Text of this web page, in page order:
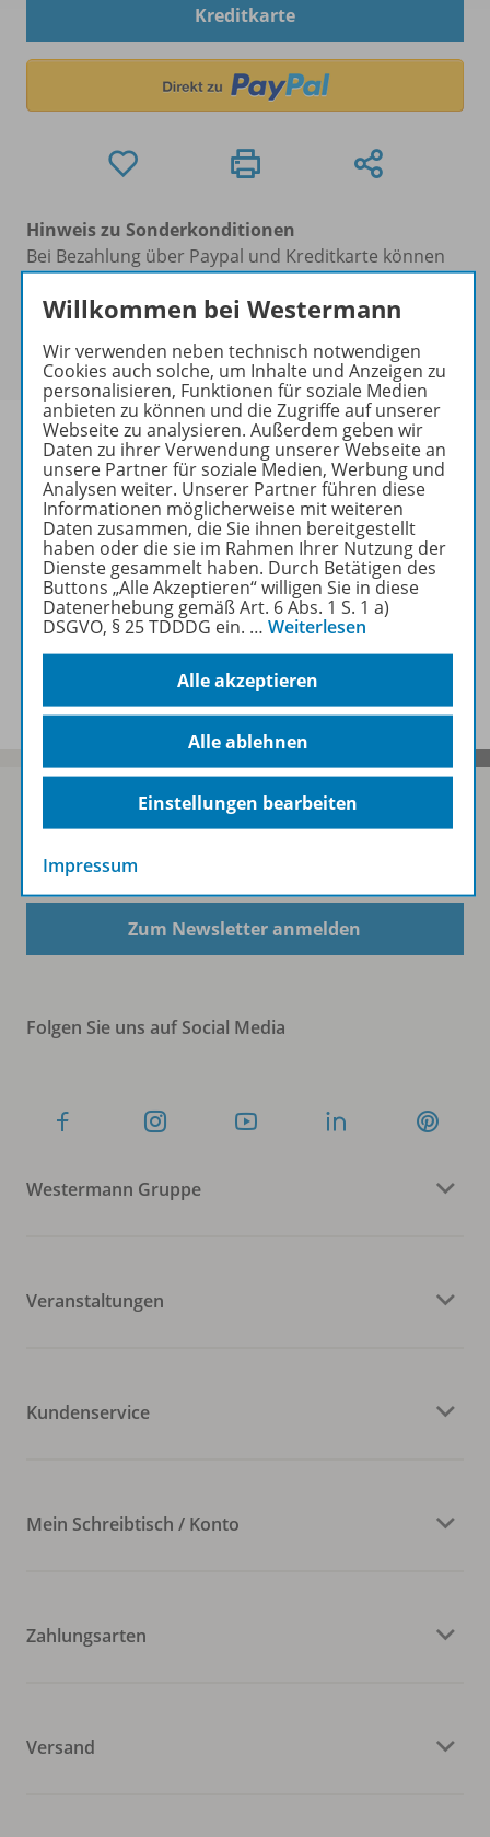
Kreditkarte
Hinweis zu Sonderkonditionen
Bei Bezahlung über Paypal und Kreditkarte können
keine Sonderkonditionen gewährt werden.
Sie haben ein passendes Spar-Paket?
sich bitte an.
Informationen
Weitere Inhalte der Ausgabe
Sofort profitieren
Zum Newsletter anmelden
Folgen Sie uns auf Social Media
Westermann Gruppe
Veranstaltungen
Kundenservice
Mein Schreibtisch / Konto
Zahlungsarten
Versand
Willkommen bei Westermann
Wir verwenden neben technisch notwendigen
Cookies auch solche, um Inhalte und Anzeigen zu
personalisieren, Funktionen für soziale Medien
anbieten zu können und die Zugriffe auf unserer
Webseite zu analysieren. Außerdem geben wir
Daten zu ihrer Verwendung unserer Webseite an
unsere Partner für soziale Medien, Werbung und
Analysen weiter. Unserer Partner führen diese
Informationen möglicherweise mit weiteren
Daten zusammen, die Sie ihnen bereitgestellt
haben oder die sie im Rahmen Ihrer Nutzung der
Dienste gesammelt haben. Durch Betätigen des
Buttons „Alle Akzeptieren“ willigen Sie in diese
Datenerhebung gemäß Art. 6 Abs. 1 S. 1 a)
DSGVO, § 25 TDDDG ein. … Weiterlesen
Alle akzeptieren
Alle ablehnen
Einstellungen bearbeiten
Impressum